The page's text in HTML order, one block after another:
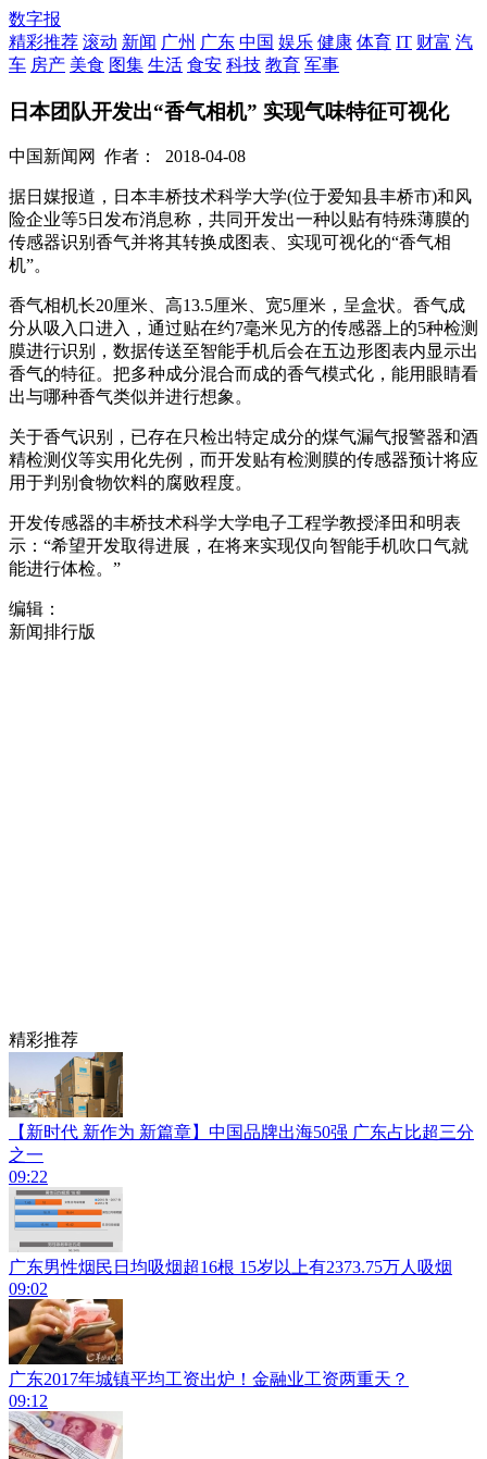
数字报
精彩推荐 滚动 新闻 广州 广东 中国 娱乐 健康 体育 IT 财富 汽
车 房产 美食 图集 生活 食安 科技 教育 军事
日本团队开发出“香气相机” 实现气味特征可视化
中国新闻网 作者： 2018-04-08
据日媒报道，日本丰桥技术科学大学(位于爱知县丰桥市)和风
险企业等5日发布消息称，共同开发出一种以贴有特殊薄膜的
传感器识别香气并将其转换成图表、实现可视化的“香气相
机”。
香气相机长20厘米、高13.5厘米、宽5厘米，呈盒状。香气成
分从吸入口进入，通过贴在约7毫米见方的传感器上的5种检测
膜进行识别，数据传送至智能手机后会在五边形图表内显示出
香气的特征。把多种成分混合而成的香气模式化，能用眼睛看
出与哪种香气类似并进行想象。
关于香气识别，已存在只检出特定成分的煤气漏气报警器和酒
精检测仪等实用化先例，而开发贴有检测膜的传感器预计将应
用于判别食物饮料的腐败程度。
开发传感器的丰桥技术科学大学电子工程学教授泽田和明表
示：“希望开发取得进展，在将来实现仅向智能手机吹口气就
能进行体检。”
编辑：
新闻排行版
精彩推荐
【新时代 新作为 新篇章】中国品牌出海50强 广东占比超三分
之一
09:22
广东男性烟民日均吸烟超16根 15岁以上有2373.75万人吸烟
09:02
广东2017年城镇平均工资出炉！金融业工资两重天？
09:12